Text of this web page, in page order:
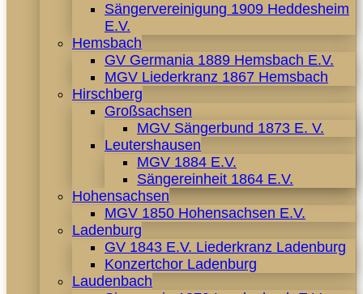
Sängervereinigung 1909 Heddesheim
E.V.
Hemsbach
GV Germania 1889 Hemsbach E.V.
MGV Liederkranz 1867 Hemsbach
Hirschberg
Großsachsen
MGV Sängerbund 1873 E. V.
Leutershausen
MGV 1884 E.V.
Sängereinheit 1864 E.V.
Hohensachsen
MGV 1850 Hohensachsen E.V.
Ladenburg
GV 1843 E.V. Liederkranz Ladenburg
Konzertchor Ladenburg
Laudenbach